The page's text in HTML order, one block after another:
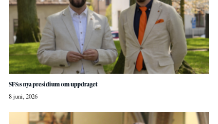
SFS:s nya presidium om uppdraget
8 juni, 2026